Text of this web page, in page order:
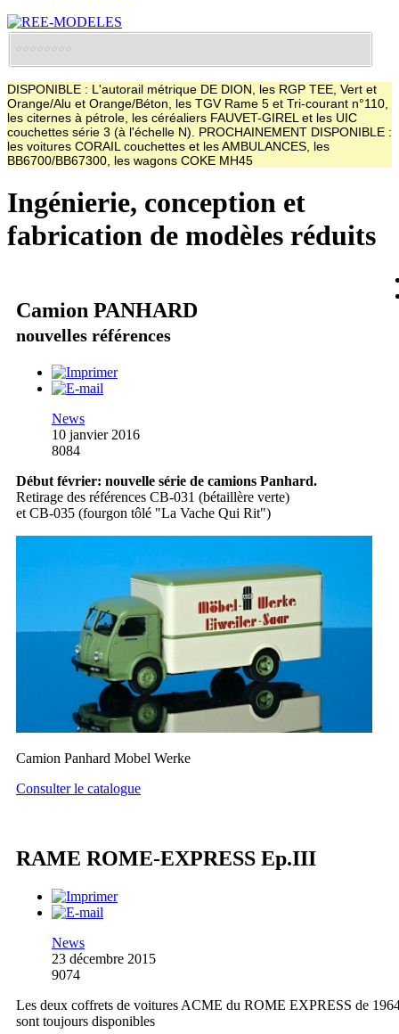
DISPONIBLE : L'autorail métrique DE DION, les RGP TEE, Vert et
Orange/Alu et Orange/Béton, les TGV Rame 5 et Tri-courant n°110,
les citernes à pétrole, les céréaliers FAUVET-GIREL et les UIC
couchettes série 3 (à l'échelle N). PROCHAINEMENT DISPONIBLE :
les voitures CORAIL couchettes et les AMBULANCES, les
BB6700/BB67300, les wagons COKE MH45
Ingénierie, conception et
fabrication de modèles réduits
Camion PANHARD
nouvelles références
News
10 janvier 2016
8084
Début février: nouvelle série de camions Panhard.
Retirage des références CB-031 (bétaillère verte)
et CB-035 (fourgon tôlé "La Vache Qui Rit")
Camion Panhard Mobel Werke
Consulter le catalogue
RAME ROME-EXPRESS Ep.III
News
23 décembre 2015
9074
Les deux coffrets de voitures ACME du ROME EXPRESS de
sont toujours disponibles